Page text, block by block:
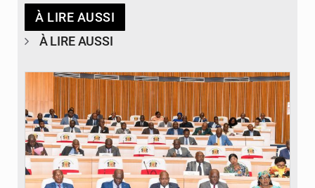
À LIRE AUSSI
À LIRE AUSSI